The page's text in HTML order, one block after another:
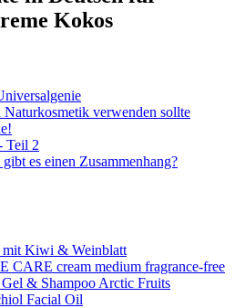
Kokos
verwenden sollte
Teil 2
es einen Zusammenhang?
mit Kiwi & Weinblatt
CARE cream medium fragrance-free
& Shampoo Arctic Fruits
Facial Oil